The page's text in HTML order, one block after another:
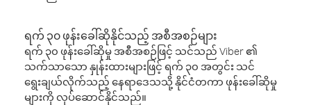
ရက် ၃၀ ဖုန်းခေါ်ဆိုနိုင်သည့် အစီအစဉ်များ
ရက် ၃၀ ဖုန်းခေါ်ဆိုမှု အစီအစဉ်ဖြင့် သင်သည် Viber ၏
သက်သာသော နှုန်းထားများဖြင့် ရက် ၃၀ အတွင်း သင်
ရွေးချယ်လိုက်သည့် နေရာဒေသသို့ နိုင်ငံတကာ ဖုန်းခေါ်ဆိုမှု
များကို လုပ်ဆောင်နိုင်သည်။